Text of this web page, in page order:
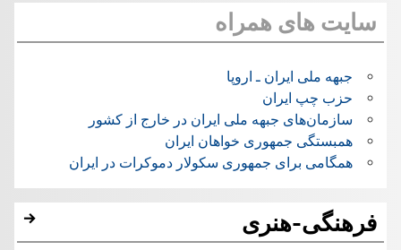
سایت های همراه
جبهه ملی ایران ـ اروپا
حزب چپ ایران
سازمان‌های جبهه ملی ایران در خارج از کشور
همبستگی جمهوری خواهان ایران
همگامی برای جمهوری سکولار دموکرات در ایران
فرهنگی-هنری